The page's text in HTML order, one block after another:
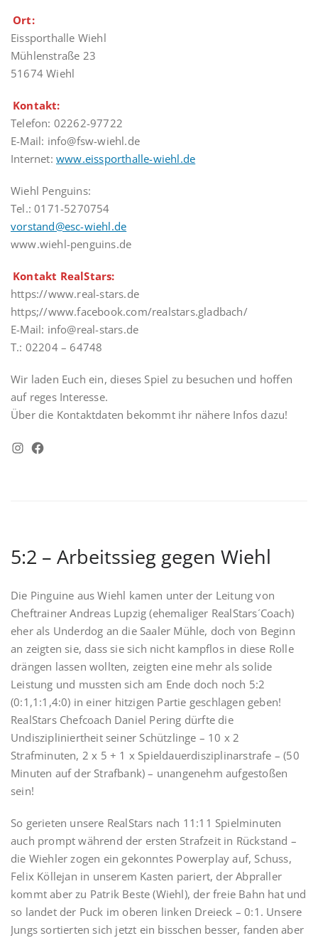
Ort:
Eissporthalle Wiehl
Mühlenstraße 23
51674 Wiehl
Kontakt:
Telefon: 02262-97722
E-Mail: info@fsw-wiehl.de
Internet: www.eissporthalle-wiehl.de
Wiehl Penguins:
Tel.: 0171-5270754
vorstand@esc-wiehl.de
www.wiehl-penguins.de
Kontakt RealStars:
https://www.real-stars.de
https;//www.facebook.com/realstars.gladbach/
E-Mail: info@real-stars.de
T.: 02204 – 64748
Wir laden Euch ein, dieses Spiel zu besuchen und hoffen
auf reges Interesse.
Über die Kontaktdaten bekommt ihr nähere Infos dazu!
Instagram
Facebook
5:2 – Arbeitssieg gegen Wiehl
Die Pinguine aus Wiehl kamen unter der Leitung von
Cheftrainer Andreas Lupzig (ehemaliger RealStars´Coach)
eher als Underdog an die Saaler Mühle, doch von Beginn
an zeigten sie, dass sie sich nicht kampflos in diese Rolle
drängen lassen wollten, zeigten eine mehr als solide
Leistung und mussten sich am Ende doch noch 5:2
(0:1,1:1,4:0) in einer hitzigen Partie geschlagen geben!
RealStars Chefcoach Daniel Pering dürfte die
Undiszipliniertheit seiner Schützlinge – 10 x 2
Strafminuten, 2 x 5 + 1 x Spieldauerdisziplinarstrafe – (50
Minuten auf der Strafbank) – unangenehm aufgestoßen
sein!
So gerieten unsere RealStars nach 11:11 Spielminuten
auch prompt während der ersten Strafzeit in Rückstand –
die Wiehler zogen ein gekonntes Powerplay auf, Schuss,
Felix Köllejan in unserem Kasten pariert, der Abpraller
kommt aber zu Patrik Beste (Wiehl), der freie Bahn hat und
so landet der Puck im oberen linken Dreieck – 0:1. Unsere
Jungs sortierten sich jetzt ein bisschen besser, fanden aber